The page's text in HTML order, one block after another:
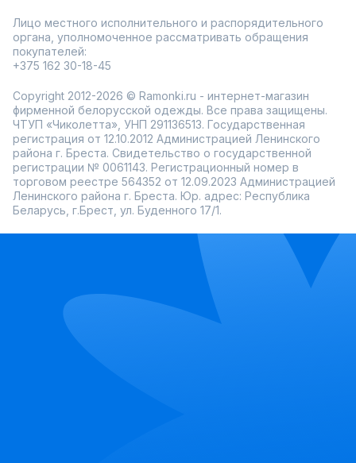
Лицо местного исполнительного и распорядительного
органа, уполномоченное рассматривать обращения
покупателей:
+375 162 30-18-45
Copyright 2012-2026 © Ramonki.ru - интернет-магазин
фирменной белорусской одежды. Все права защищены.
ЧТУП «Чиколетта», УНП 291136513. Государственная
регистрация от 12.10.2012 Администрацией Ленинского
района г. Бреста. Свидетельство о государственной
регистрации № 0061143. Регистрационный номер в
торговом реестре 564352 от 12.09.2023 Администрацией
Ленинского района г. Бреста. Юр. адрес: Республика
Беларусь, г.Брест, ул. Буденного 17/1.